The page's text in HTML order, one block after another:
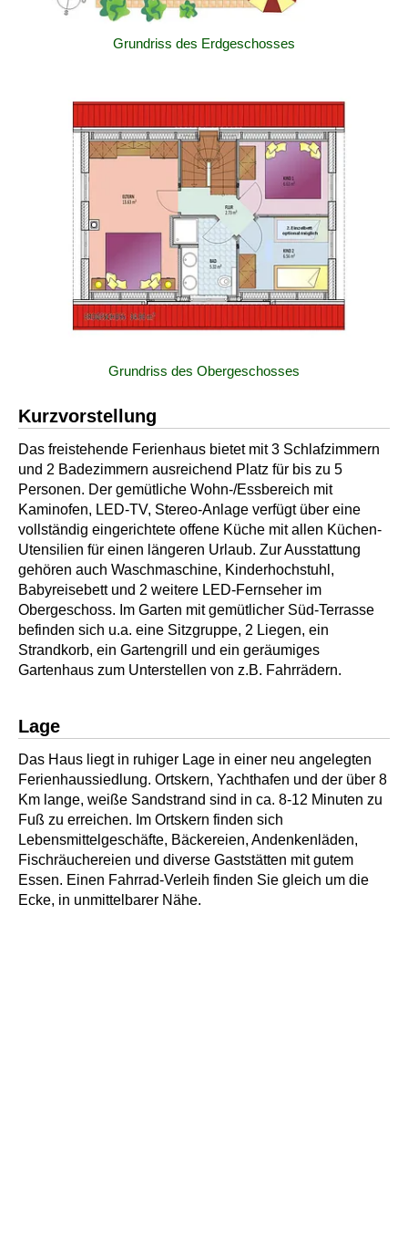
Grundriss des Erdgeschosses
Grundriss des Obergeschosses
Kurzvorstellung
Das freistehende Ferienhaus bietet mit 3 Schlafzimmern
und 2 Badezimmern ausreichend Platz für bis zu 5
Personen. Der gemütliche Wohn-/Essbereich mit
Kaminofen, LED-TV, Stereo-Anlage verfügt über eine
vollständig eingerichtete offene Küche mit allen Küchen-
Utensilien für einen längeren Urlaub. Zur Ausstattung
gehören auch Waschmaschine, Kinderhochstuhl,
Babyreisebett und 2 weitere LED-Fernseher im
Obergeschoss. Im Garten mit gemütlicher Süd-Terrasse
befinden sich u.a. eine Sitzgruppe, 2 Liegen, ein
Strandkorb, ein Gartengrill und ein geräumiges
Gartenhaus zum Unterstellen von z.B. Fahrrädern.
Lage
Das Haus liegt in ruhiger Lage in einer neu angelegten
Ferienhaussiedlung. Ortskern, Yachthafen und der über 8
Km lange, weiße Sandstrand sind in ca. 8-12 Minuten zu
Fuß zu erreichen. Im Ortskern finden sich
Lebensmittelgeschäfte, Bäckereien, Andenkenläden,
Fischräu­chereien und diverse Gaststätten mit gutem
Essen. Einen Fahrrad-Verleih finden Sie gleich um die
Ecke, in unmittelbarer Nähe.